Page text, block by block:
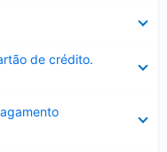
de crédito.